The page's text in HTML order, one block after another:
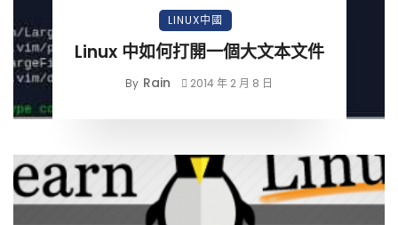
LINUX中國
Linux 中如何打開一個大文本文件
By Rain 2014 年 2 月 8 日